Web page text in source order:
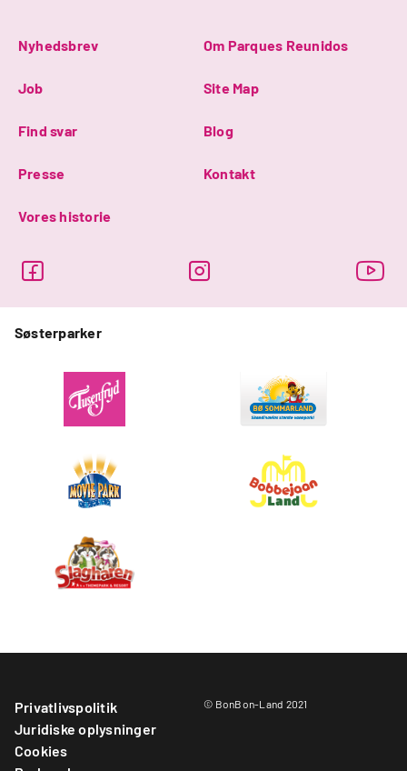
Nyhedsbrev Om Parques Reunidos
Job Site Map
Find svar Blog
Presse Kontakt
Vores historie
Søsterparker
Privatlivspolitik
Juridiske oplysninger
Cookies
© BonBon-Land 2021